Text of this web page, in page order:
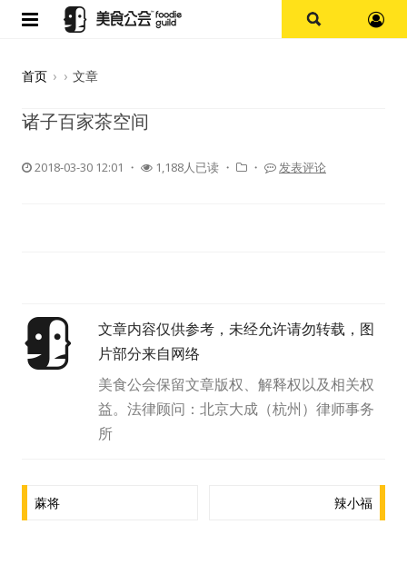
美食杂谈
资讯
首页 › › 文章
诸子百家茶空间
2018-03-30 12:01 ・ 1,188人已读 ・ ・ 发表评论
文章内容仅供参考，未经允许请勿转载，图
片部分来自网络
美食公会保留文章版权、解释权以及相关权
益。法律顾问：北京大成（杭州）律师事务
所
章
蔴将 辣小福